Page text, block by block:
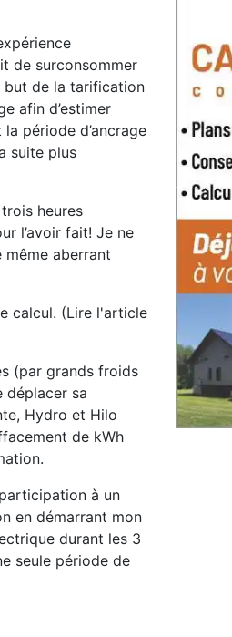
de surconsommer
but de la tarification
afin d’estimer
période d’ancrage
suite plus
heures
l’avoir fait! Je ne
aberrant
calcul. (Lire l'article
(par grands froids
déplacer sa
Hydro et Hilo
de kWh
à un
en démarrant mon
durant les 3
seule période de